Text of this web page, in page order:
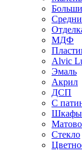
МДФ
Alvic
Эмаль
Акрил
ДСП
С
Шкафы-
Стекло